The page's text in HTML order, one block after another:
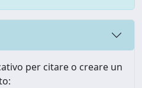
per citare o creare un